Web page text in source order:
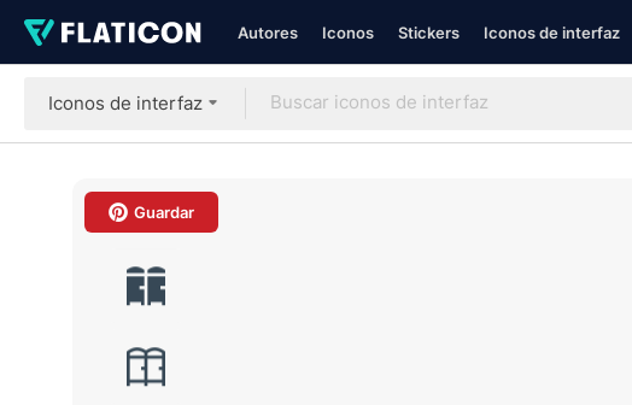
Autores Iconos Stickers Iconos de interfaz
Iconos de interfaz
Guardar